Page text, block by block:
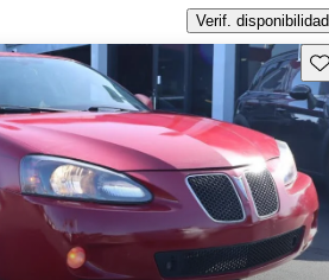
Verif. disponibilidad